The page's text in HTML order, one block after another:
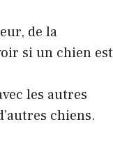
de la
si un chien est
les autres
chiens.